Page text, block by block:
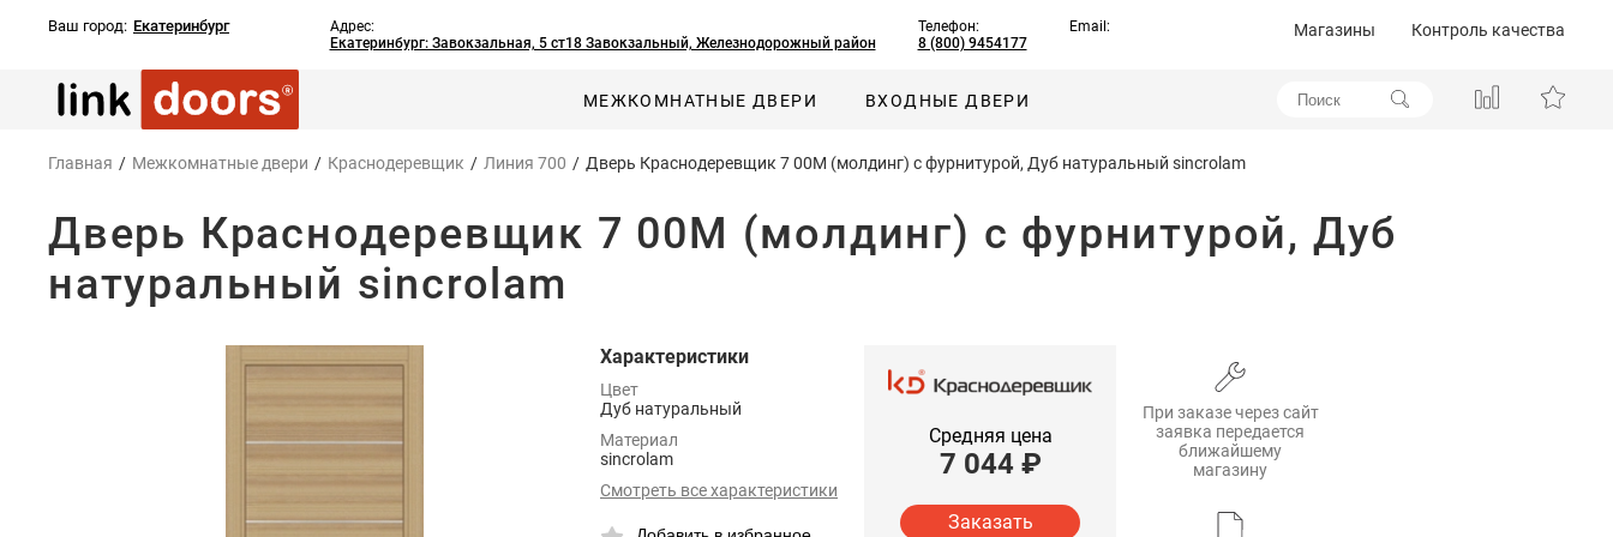
Ваш город: Екатеринбург
Адрес:
Екатеринбург: Завокзальная, 5 ст18 Завокзальный, Железнодорожный район
Телефон:
8 (800) 9454177
Email: Магазины Контроль качества
МЕЖКОМНАТНЫЕ ДВЕРИ ВХОДНЫЕ ДВЕРИ
Главная / Межкомнатные двери / Краснодеревщик / Линия 700 / Дверь Краснодеревщик 7 00М (молдинг) с фурнитурой, Дуб натуральный sincrolam
Дверь Краснодеревщик 7 00М (молдинг) с фурнитурой, Дуб
натуральный sincrolam
Характеристики
Цвет
Дуб натуральный
Материал
sincrolam
Смотреть все характеристики
Средняя цена
7 044 ₽
Заказать
При заказе через сайт
заявка передается
ближайшему
магазину